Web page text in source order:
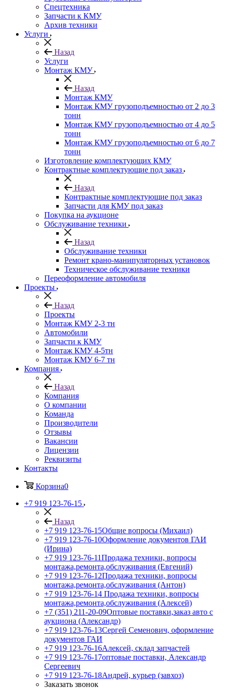
Спецтехника
Запчасти к КМУ
Архив техники
Услуги
Назад
Услуги
Монтаж КМУ
Назад
Монтаж КМУ
Монтаж КМУ грузоподъемностью от 2 до 3
тонн
Монтаж КМУ грузоподъемностью от 4 до 5
тонн
Монтаж КМУ грузоподъемностью от 6 до 7
тонн
Изготовление комплектующих КМУ
Контрактные комплектующие под заказ
Назад
Контрактные комплектующие под заказ
Запчасти для КМУ под заказ
Покупка на аукционе
Обслуживание техники
Назад
Обслуживание техники
Ремонт крано-манипуляторных установок
Техническое обслуживание техники
Переоформление автомобиля
Проекты
Назад
Проекты
Монтаж КМУ 2-3 тн
Автомобили
Запчасти к КМУ
Монтаж КМУ 4-5тн
Монтаж КМУ 6-7 тн
Компания
Назад
Компания
О компании
Команда
Производители
Отзывы
Вакансии
Лицензии
Реквизиты
Контакты
Корзина0
+7 919 123-76-15
Назад
+7 919 123-76-15Общие вопросы (Михаил)
+7 919 123-76-10Оформление документов ГАИ
(Ирина)
+7 919 123-76-11Продажа техники, вопросы
монтажа,ремонта,обслуживания (Евгений)
+7 919 123-76-12Продажа техники, вопросы
монтажа,ремонта,обслуживания (Антон)
+7 919 123-76-14 Продажа техники, вопросы
монтажа,ремонта,обслуживания (Алексей)
+7 (351) 211-20-09Оптовые поставки,заказ авто с
аукциона (Александр)
+7 919 123-76-13Сергей Семенович, оформление
документов ГАИ
+7 919 123-76-16Алексей, склад запчастей
+7 919 123-76-17оптовые поставки, Александр
Сергеевич
+7 919 123-76-18Андрей, курьер (завхоз)
Заказать звонок